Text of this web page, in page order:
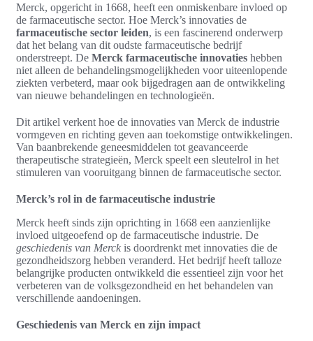
Merck, opgericht in 1668, heeft een onmiskenbare invloed op
de farmaceutische sector. Hoe Merck’s innovaties de
farmaceutische sector leiden, is een fascinerend onderwerp
dat het belang van dit oudste farmaceutische bedrijf
onderstreept. De Merck farmaceutische innovaties hebben
niet alleen de behandelingsmogelijkheden voor uiteenlopende
ziekten verbeterd, maar ook bijgedragen aan de ontwikkeling
van nieuwe behandelingen en technologieën.
Dit artikel verkent hoe de innovaties van Merck de industrie
vormgeven en richting geven aan toekomstige ontwikkelingen.
Van baanbrekende geneesmiddelen tot geavanceerde
therapeutische strategieën, Merck speelt een sleutelrol in het
stimuleren van vooruitgang binnen de farmaceutische sector.
Merck’s rol in de farmaceutische industrie
Merck heeft sinds zijn oprichting in 1668 een aanzienlijke
invloed uitgeoefend op de farmaceutische industrie. De
geschiedenis van Merck is doordrenkt met innovaties die de
gezondheidszorg hebben veranderd. Het bedrijf heeft talloze
belangrijke producten ontwikkeld die essentieel zijn voor het
verbeteren van de volksgezondheid en het behandelen van
verschillende aandoeningen.
Geschiedenis van Merck en zijn impact